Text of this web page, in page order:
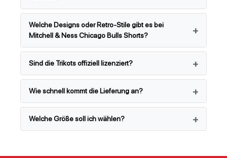
Welche Designs oder Retro-Stile gibt es bei
Mitchell & Ness Chicago Bulls Shorts?
Sind die Trikots offiziell lizenziert?
Wie schnell kommt die Lieferung an?
Welche Größe soll ich wählen?